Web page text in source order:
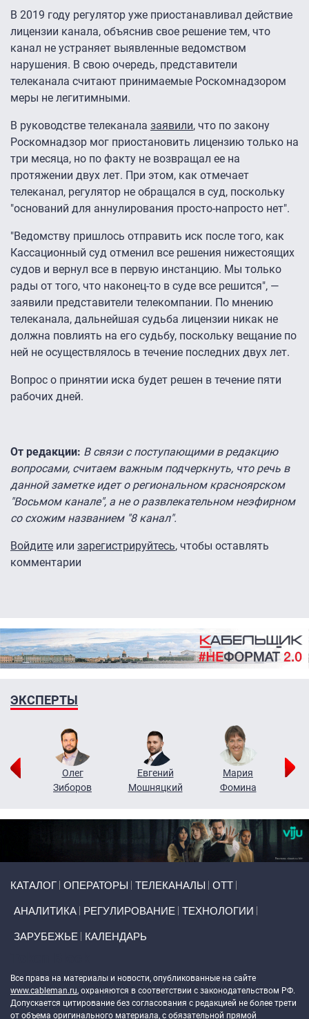
В 2019 году регулятор уже приостанавливал действие
лицензии канала, объяснив свое решение тем, что
канал не устраняет выявленные ведомством
нарушения. В свою очередь, представители
телеканала считают принимаемые Роскомнадзором
меры не легитимными.
В руководстве телеканала заявили, что по закону
Роскомнадзор мог приостановить лицензию только на
три месяца, но по факту не возвращал ее на
протяжении двух лет. При этом, как отмечает
телеканал, регулятор не обращался в суд, поскольку
"оснований для аннулирования просто-напросто нет".
"Ведомству пришлось отправить иск после того, как
Кассационный суд отменил все решения нижестоящих
судов и вернул все в первую инстанцию. Мы только
рады от того, что наконец-то в суде все решится", —
заявили представители телекомпании. По мнению
телеканала, дальнейшая судьба лицензии никак не
должна повлиять на его судьбу, поскольку вещание по
ней не осуществлялось в течение последних двух лет.
Вопрос о принятии иска будет решен в течение пяти
рабочих дней.
От редакции: В связи с поступающими в редакцию
вопросами, считаем важным подчеркнуть, что речь в
данной заметке идет о региональном красноярском
"Восьмом канале", а не о развлекательном неэфирном
со схожим названием "8 канал".
Войдите или зарегистрируйтесь, чтобы оставлять
комментарии
ЭКСПЕРТЫ
Олег
Зиборов
Евгений
Мошняцкий
Мария
Фомина
КАТАЛОГ ОПЕРАТОРЫ ТЕЛЕКАНАЛЫ ОТТ
АНАЛИТИКА РЕГУЛИРОВАНИЕ ТЕХНОЛОГИИ
ЗАРУБЕЖЬЕ КАЛЕНДАРЬ
Все права на материалы и новости, опубликованные на сайте
www.cableman.ru, охраняются в соответствии с законодательством РФ.
Допускается цитирование без согласования с редакцией не более трети
от объема оригинального материала, с обязательной прямой